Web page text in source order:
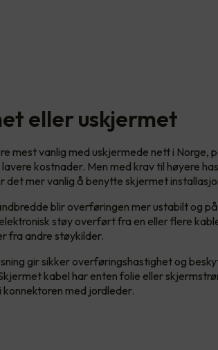
eller uskjermet
mest vanlig med uskjermede nett i Norge,
lavere kostnader. Men med krav til høyere
det mer vanlig å benytte skjermet
blir overføringen mer ustabilt og
støy overført fra en eller flere
fra andre støykilder.
gir sikker overføringshastighet og
kabel har enten folie eller
konnektoren med jordleder.